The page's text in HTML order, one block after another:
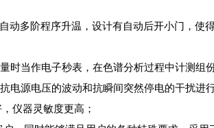
动多阶程序升温，设计有自动后开小门，使
当作电子秒表，在色谱分析过程中计测组
源电压的波动和抗瞬间突然停电的干扰进
仪器灵敏度更高；